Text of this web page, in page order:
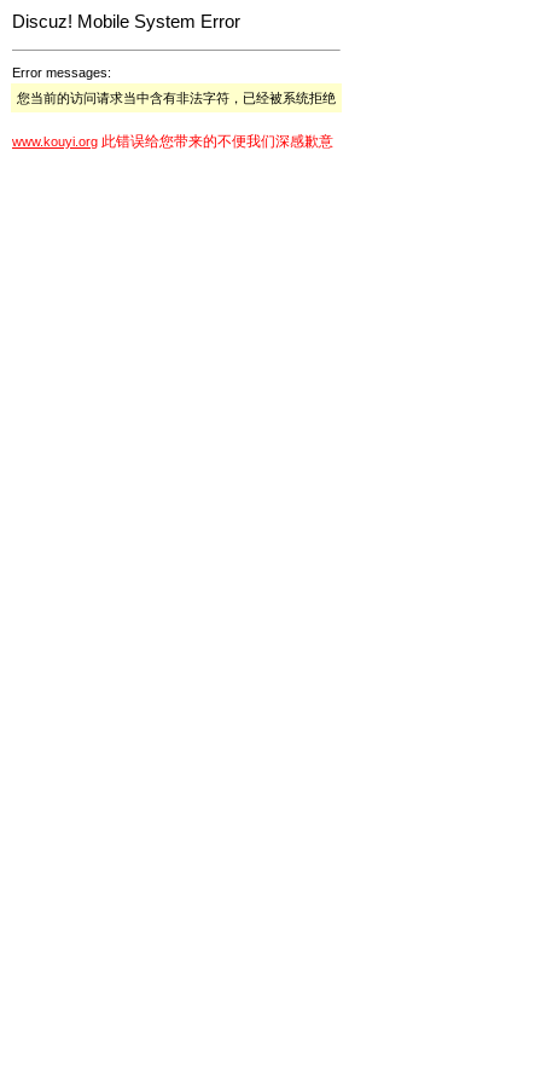
Discuz! Mobile System Error
Error messages:
您当前的访问请求当中含有非法字符，已经被系统拒绝
www.kouyi.org 此错误给您带来的不便我们深感歉意